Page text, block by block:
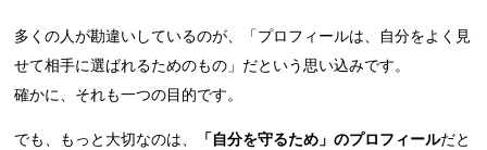
多くの人が勘違いしているのが、「プロフィールは、自分をよく見
せて相手に選ばれるためのもの」だという思い込みです。
確かに、それも一つの目的です。
でも、もっと大切なのは、 「自分を守るため」のプロフィールだと